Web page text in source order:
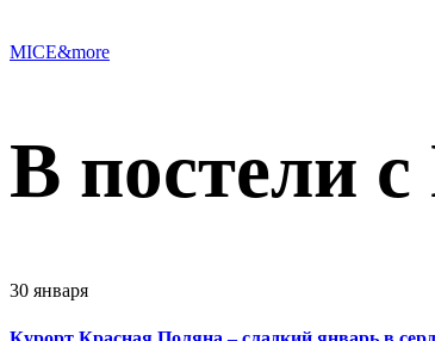
MICE&more
В постели
30 января